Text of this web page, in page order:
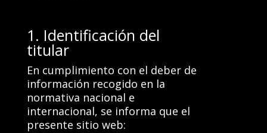
​1. Identificación del
titular
En cumplimiento con el deber de
información recogido en la
normativa nacional e
internacional, se informa que el
presente sitio web: